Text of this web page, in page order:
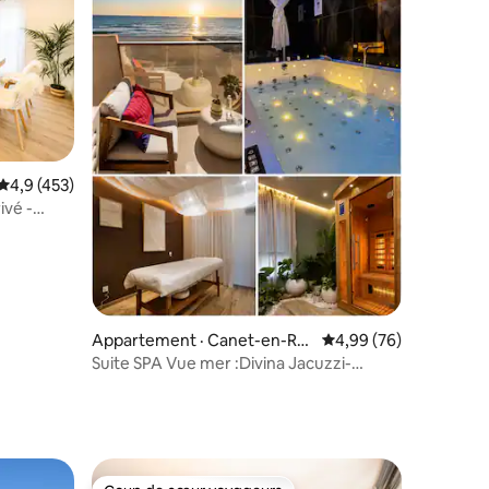
moyenne de 4,9 sur 5, 453 commentaires
4,9 (453)
-
Appartement · Canet-en-Ro
ussillon
Note moyenne de
4,99 (76)
Suite SPA Vue mer :Divina Jacuzzi-